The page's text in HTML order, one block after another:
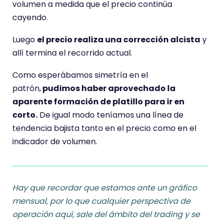
volumen a medida que el precio continúa
cayendo.
Luego el precio realiza una corrección alcista y
allí termina el recorrido actual.
Como esperábamos simetría en el
patrón,pudimos haber aprovechado la
aparente formación de platillo para ir en
corto. De igual modo teníamos una línea de
tendencia bajista tanto en el precio como en el
indicador de volumen.
Hay que recordar que estamos ante un gráfico
mensual, por lo que cualquier perspectiva de
operación aquí, sale del ámbito del trading y se